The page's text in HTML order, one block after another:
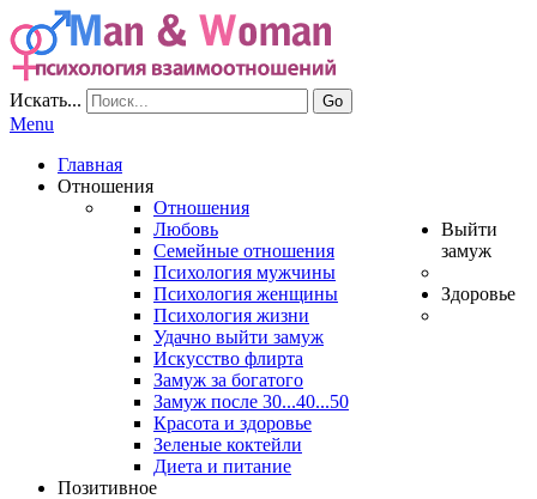
Искать... Go
Menu
Главная
Отношения
Отношения
Любовь
Семейные отношения
Психология мужчины
Психология женщины
Психология жизни
Выйти
замуж
Удачно выйти замуж
Искусство флирта
Замуж за богатого
Замуж после 30...40...50
Здоровье
Красота и здоровье
Зеленые коктейли
Диета и питание
Позитивное